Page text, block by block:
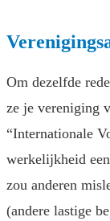
Om dezelfde
ze je vereniging
“Internationale
werkelijkheid
zou anderen
(andere lastige